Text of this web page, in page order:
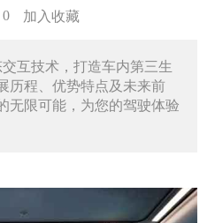
0 加入收藏
互技术，打造车内第三生
历程、优势特点及未来前
无限可能，为您的驾驶体验